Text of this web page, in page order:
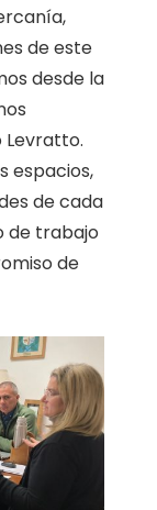
de este
desde la
espacios,
de cada
de trabajo
de